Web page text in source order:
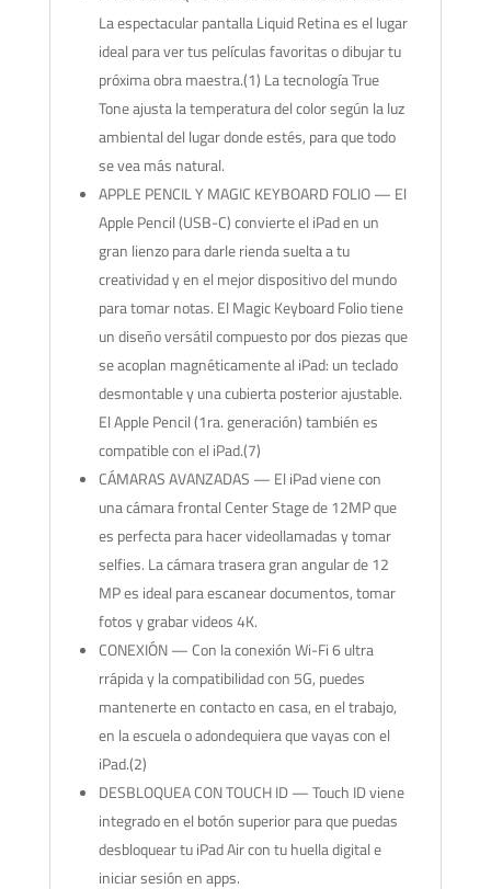
La espectacular pantalla Liquid Retina es el lugar
ideal para ver tus películas favoritas o dibujar tu
próxima obra maestra.(1) La tecnología True
Tone ajusta la temperatura del color según la luz
ambiental del lugar donde estés, para que todo
se vea más natural.
APPLE PENCIL Y MAGIC KEYBOARD FOLIO — El
Apple Pencil (USB-C) convierte el iPad en un
gran lienzo para darle rienda suelta a tu
creatividad y en el mejor dispositivo del mundo
para tomar notas. El Magic Keyboard Folio tiene
un diseño versátil compuesto por dos piezas que
se acoplan magnéticamente al iPad: un teclado
desmontable y una cubierta posterior ajustable.
El Apple Pencil (1ra. generación) también es
compatible con el iPad.(7)
CÁMARAS AVANZADAS — El iPad viene con
una cámara frontal Center Stage de 12MP que
es perfecta para hacer videollamadas y tomar
selfies. La cámara trasera gran angular de 12
MP es ideal para escanear documentos, tomar
fotos y grabar videos 4K.
CONEXIÓN — Con la conexión Wi-Fi 6 ultra
rrápida y la compatibilidad con 5G, puedes
mantenerte en contacto en casa, en el trabajo,
en la escuela o adondequiera que vayas con el
iPad.(2)
DESBLOQUEA CON TOUCH ID — Touch ID viene
integrado en el botón superior para que puedas
desbloquear tu iPad Air con tu huella digital e
iniciar sesión en apps.